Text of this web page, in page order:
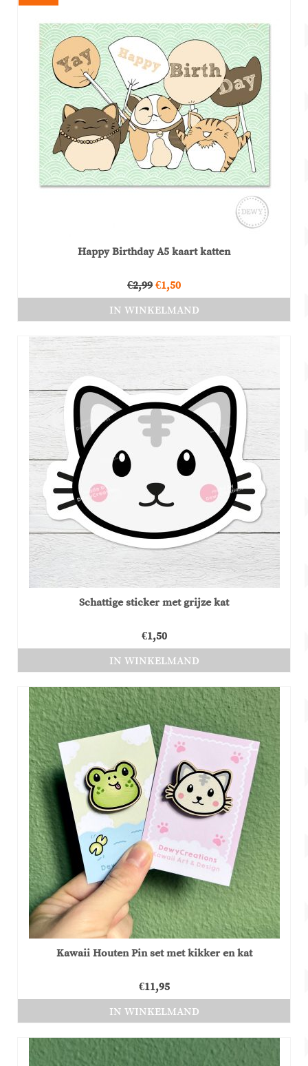
Happy Birthday A5 kaart katten
€2,99 Oorspronkelijke
was:
€2,99.
€1,50Huidige
is:
IN WINKELMAND
Schattige sticker met grijze kat
€1,50
IN WINKELMAND
Kawaii Houten Pin set met kikker en kat
€11,95
IN WINKELMAND